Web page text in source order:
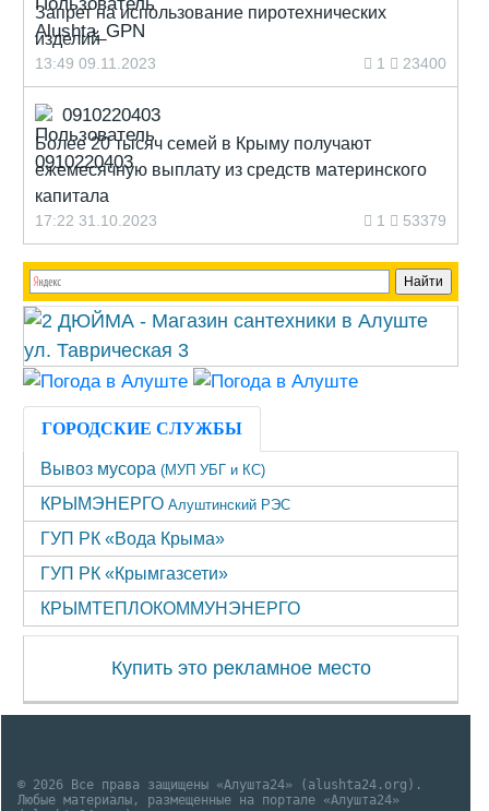
Запрет на использование пиротехнических
изделий
13:49 09.11.2023 1 23400
0910220403
Более 20 тысяч семей в Крыму получают
ежемесячную выплату из средств материнского
капитала
17:22 31.10.2023 1 53379
ГОРОДСКИЕ СЛУЖБЫ
Вывоз мусора (МУП УБГ и КС)
КРЫМЭНЕРГО Алуштинский РЭС
ГУП РК «Вода Крыма»
ГУП РК «Крымгазсети»
КРЫМТЕПЛОКОММУНЭНЕРГО
Купить это рекламное место
© 2026 Все права защищены «Алушта24» (alushta24.org).
Любые материалы, размещенные на портале «Алушта24»